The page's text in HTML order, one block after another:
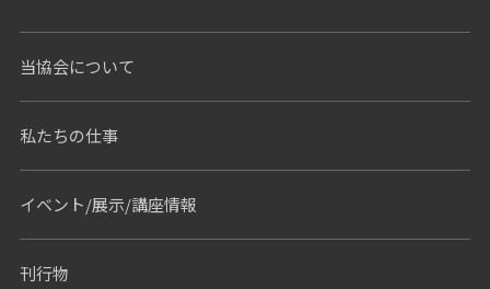
当協会について
私たちの仕事
イベント/展示/講座情報
刊行物